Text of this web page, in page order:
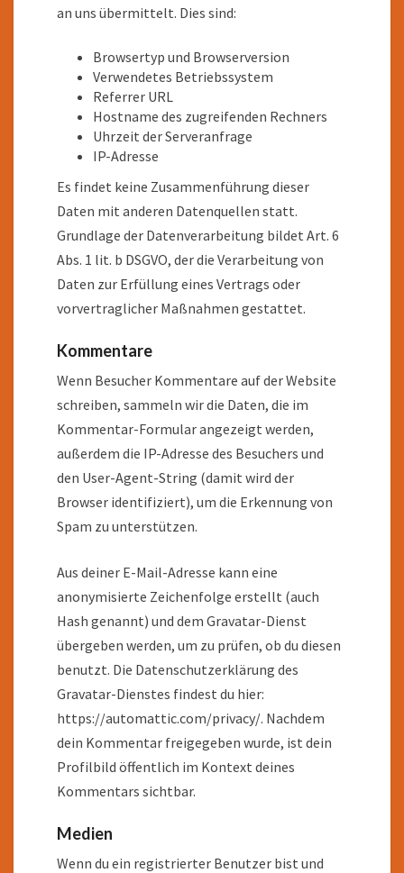
an uns übermittelt. Dies sind:
Browsertyp und Browserversion
Verwendetes Betriebssystem
Referrer URL
Hostname des zugreifenden Rechners
Uhrzeit der Serveranfrage
IP-Adresse
Es findet keine Zusammenführung dieser
Daten mit anderen Datenquellen statt.
Grundlage der Datenverarbeitung bildet Art. 6
Abs. 1 lit. b DSGVO, der die Verarbeitung von
Daten zur Erfüllung eines Vertrags oder
vorvertraglicher Maßnahmen gestattet.
Kommentare
Wenn Besucher Kommentare auf der Website
schreiben, sammeln wir die Daten, die im
Kommentar-Formular angezeigt werden,
außerdem die IP-Adresse des Besuchers und
den User-Agent-String (damit wird der
Browser identifiziert), um die Erkennung von
Spam zu unterstützen.
Aus deiner E-Mail-Adresse kann eine
anonymisierte Zeichenfolge erstellt (auch
Hash genannt) und dem Gravatar-Dienst
übergeben werden, um zu prüfen, ob du diesen
benutzt. Die Datenschutzerklärung des
Gravatar-Dienstes findest du hier:
https://automattic.com/privacy/. Nachdem
dein Kommentar freigegeben wurde, ist dein
Profilbild öffentlich im Kontext deines
Kommentars sichtbar.
Medien
Wenn du ein registrierter Benutzer bist und